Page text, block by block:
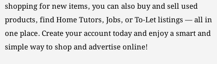
shopping for new items, you can also buy and sell used
products, find Home Tutors, Jobs, or To-Let listings — all in
one place. Create your account today and enjoy a smart and
simple way to shop and advertise online!